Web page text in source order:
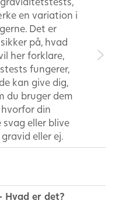
en variation i
Det er
på, hvad
her forklare,
fungerer,
kan give dig,
du bruger dem
din
eller blive
eller ej.
er det?